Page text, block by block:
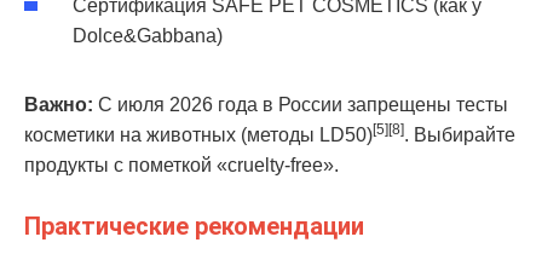
Сертификация SAFE PET COSMETICS (как у
Dolce&Gabbana)
Важно: С июля 2026 года в России запрещены тесты
косметики на животных (методы LD50)[5][8]. Выбирайте
продукты с пометкой «cruelty-free».
Практические рекомендации